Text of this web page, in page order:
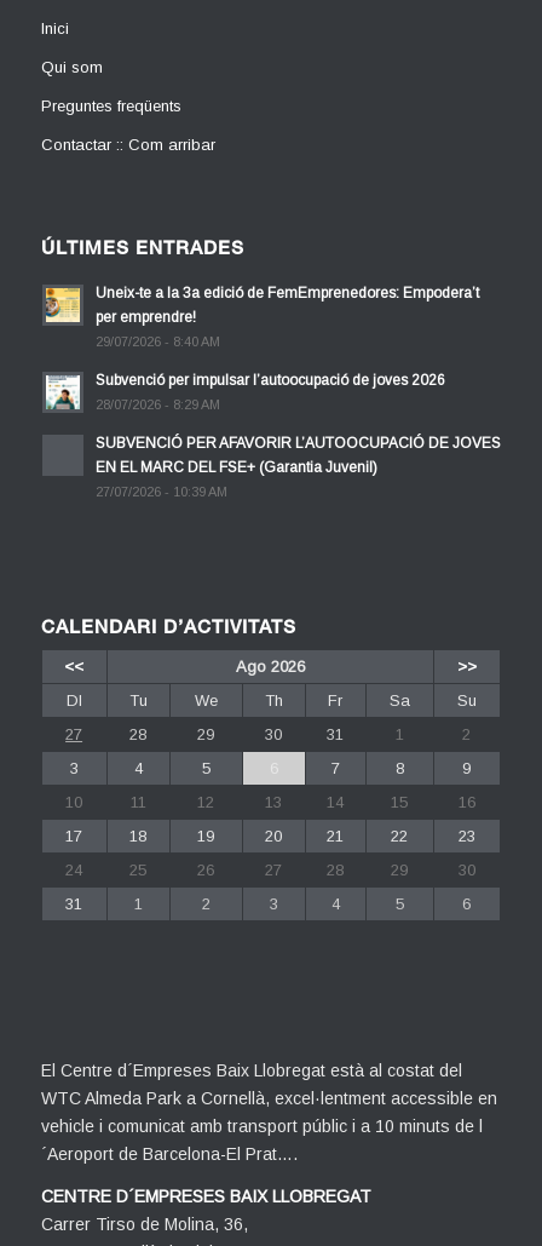
Inici
Qui som
Preguntes freqüents
Contactar :: Com arribar
ÚLTIMES ENTRADES
Uneix-te a la 3a edició de FemEmprenedores: Empodera’t
per emprendre!
29/07/2026 - 8:40 AM
Subvenció per impulsar l’autoocupació de joves 2026
28/07/2026 - 8:29 AM
SUBVENCIÓ PER AFAVORIR L’AUTOOCUPACIÓ DE JOVES
EN EL MARC DEL FSE+ (Garantia Juvenil)
27/07/2026 - 10:39 AM
CALENDARI D’ACTIVITATS
<< Ago 2026
>>
Dl
Tu We Th Fr Sa
Su
27
28 29 30 31 1
2
3
4 5 6 7 8
9
10
11 12 13 14 15
16
17
18 19 20 21 22
23
24
25 26 27 28 29
30
31
1 2 3 4 5 6
El Centre d´Empreses Baix Llobregat està al costat del
WTC Almeda Park a Cornellà, excel·lentment accessible en
vehicle i comunicat amb transport públic i a 10 minuts de l
´Aeroport de Barcelona-El Prat….
CENTRE D´EMPRESES BAIX LLOBREGAT
Carrer Tirso de Molina, 36,